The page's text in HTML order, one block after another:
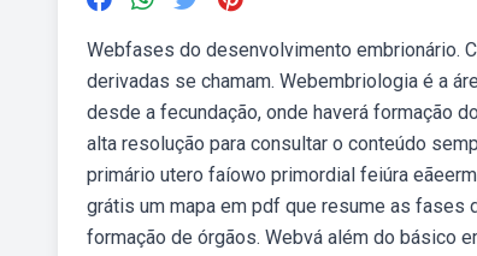
Webfases do desenvolvimento embrionário.
derivadas se chamam. Webembriologia é a
desde a fecundação, onde haverá formação
alta resolução para consultar o conteúdo
primário utero faíowo primordial feiúra
grátis um mapa em pdf que resume as
formação de órgãos. Webvá além do básico